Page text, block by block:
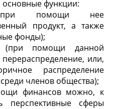
функции:
(при помощи нее
продукт, а также
фонды);
(при помощи данной
или,
распределение
членов общества);
финансов можно, к
перспективные сферы